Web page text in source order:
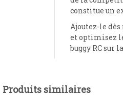
constitue un
Ajoutez-le
et optimisez
buggy RC sur
Produits similaires